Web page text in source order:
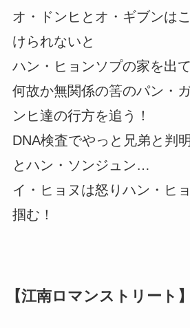
オ・ドンヒとオ・ギブンは
けられないと
ハン・ヒョンソプの家を出
何故か無関係の筈のパン・
ンヒ達の行方を追う！
DNA検査でやっと兄弟と判
とハン・ソンジュン…
イ・ヒョヌは怒りハン・ヒ
掴む！
【江南ロマンストリート